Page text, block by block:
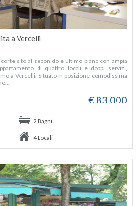
a Vercelli
sito al secon do e ultimo piano con ampia
di quattro locali e doppi servizi,
a Vercelli. Situato in posizione comodissima
€ 83.000
2 Bagni
4 Locali